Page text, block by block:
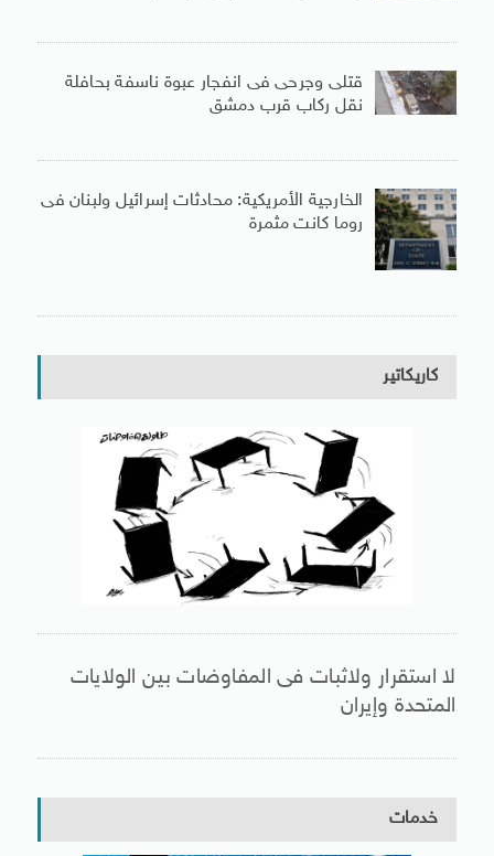
قتلى وجرحى فى انفجار عبوة ناسفة بحافلة
نقل ركاب قرب دمشق
الخارجية الأمريكية: محادثات إسرائيل ولبنان فى
روما كانت مثمرة
كاريكاتير
لا استقرار ولاثبات فى المفاوضات بين الولايات
المتحدة وإيران
خدمات